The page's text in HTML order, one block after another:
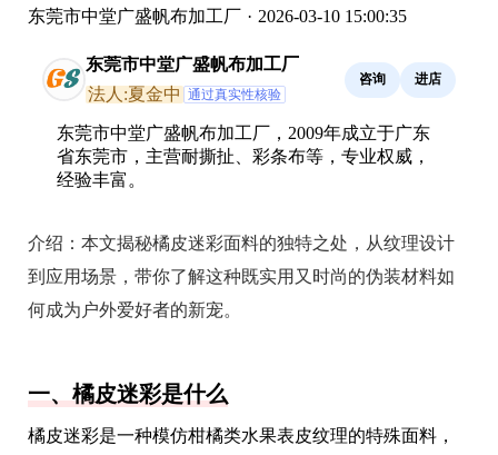
东莞市中堂广盛帆布加工厂 · 2026-03-10 15:00:35
东莞市中堂广盛帆布加工厂
法人:夏金中 通过真实性核验
咨询 进店
东莞市中堂广盛帆布加工厂，2009年成立于广东
省东莞市，主营耐撕扯、彩条布等，专业权威，
经验丰富。
介绍： 本文揭秘橘皮迷彩面料的独特之处，从纹理设计
到应用场景，带你了解这种既实用又时尚的伪装材料如
何成为户外爱好者的新宠。
一、橘皮迷彩是什么
橘皮迷彩是一种模仿柑橘类水果表皮纹理的特殊面料，